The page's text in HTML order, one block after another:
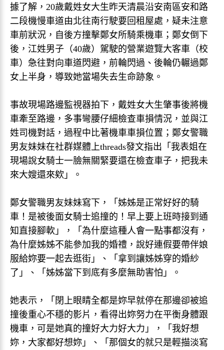
據了解，20歲戴姓女大生昨天清晨沿安南區安和路
二段機慢車道由北往南行駛要回租屋處，疑未注意
車前狀況，自後方撞擊鄭女所騎乘機車；鄭女倒下
後，江姓男子（40歲）駕駛的營業遊覽大客車（校
車）急往對向車道閃避，前輪閃過、後輪仍輾過鄭
女上半身，導致她當場失去生命跡象。
事故現場路邊監視器拍下，戴姓女大生肇事後將機
車牽至路邊，多事彎腰仔細檢查車損情況，並與江
姓司機對話，過程中比著機車車損位置；鄭女警職
男友妹妹在社群媒體上threads發文指出「我表姐在
現場說女騎士一臉無關緊要還在檢查車子，把我未
來大嫂還來欸」。
鄭女警職男友妹妹寫下，「姊姊是正常好好的騎
車！是被後面女騎士追撞的！早上要上班時接到通
知直接腳軟」，「為什麼這種人會一點事都沒有，
為什麼姊姊不能參加我的婚禮，說好連假要帶伴娘
服給妳要一起去逛街」、「拿到讓姊姊穿的婚紗
了」、「姊姊當下到底有多麼無助害怕」。
她表示，「閉上眼睛全都是妳早就停在那邊卻被追
撞後重心不穩的影片，看得出妳努力在平衡身體跟
機車，可是她真的撞好大力好大力」，「我好想
妳，大家都好想妳」、「那個女的就只是輕描淡寫